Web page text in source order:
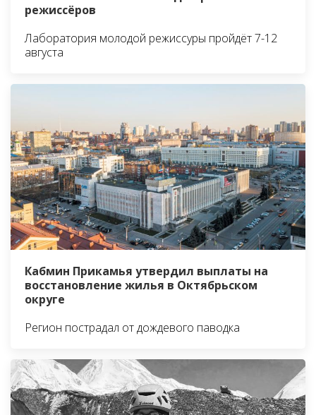
режиссёров
Лаборатория молодой режиссуры пройдёт 7-12
августа
Кабмин Прикамья утвердил выплаты на
восстановление жилья в Октябрьском
округе
Регион пострадал от дождевого паводка